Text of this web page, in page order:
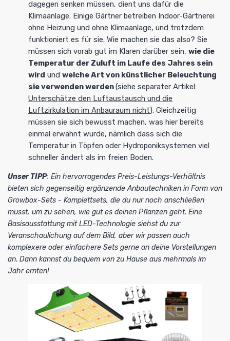
dagegen senken müssen, dient uns dafür die
Klimaanlage. Einige Gärtner betreiben Indoor-Gärtnerei
ohne Heizung und ohne Klimaanlage, und trotzdem
funktioniert es für sie. Wie machen sie das also? Sie
müssen sich vorab gut im Klaren darüber sein, wie die
Temperatur der Zuluft im Laufe des Jahres sein
wird und welche Art von künstlicher Beleuchtung
sie verwenden werden(siehe separater Artikel:
Unterschätze den Luftaustausch und die
Luftzirkulation im Anbauraum nicht). Gleichzeitig
müssen sie sich bewusst machen, was hier bereits
einmal erwähnt wurde, nämlich dass sich die
Temperatur in Töpfen oder Hydroponiksystemen viel
schneller ändert als im freien Boden.
Unser TIPP: Ein hervorragendes Preis-Leistungs-Verhältnis
bieten sich gegenseitig ergänzende Anbautechniken in Form von
Growbox-Sets - Komplettsets, die du nur noch anschließen
musst, um zu sehen, wie gut es deinen Pflanzen geht. Eine
Basisausstattung mit LED-Technologie siehst du zur
Veranschaulichung auf dem Bild, aber wir passen auch
komplexere oder einfachere Sets gerne an deine Vorstellungen
an. Dann kannst du bequem von zu Hause aus mehrmals im
Jahr ernten!